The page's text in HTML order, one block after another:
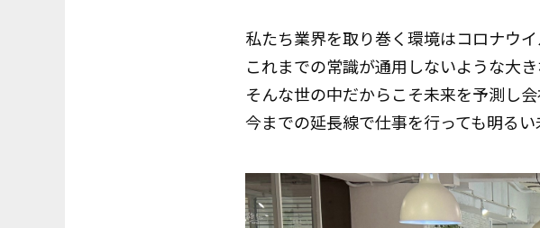
私たち業界を取り巻く環境はコロナウ
これまでの常識が通用しないような大
そんな世の中だからこそ未来を予測し
今までの延長線で仕事を行っても明るい